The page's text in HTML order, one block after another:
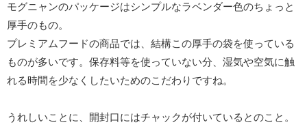
モグニャンのパッケージはシンプルなラベンダー色のちょっと
厚手のもの。
プレミアムフードの商品では、結構この厚手の袋を使っている
ものが多いです。保存料等を使っていない分、湿気や空気に触
れる時間を少なくしたいためのこだわりですね。
うれしいことに、開封口にはチャックが付いているとのこと。